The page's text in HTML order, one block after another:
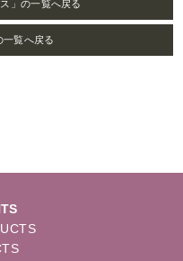
」の一覧へ戻る
一覧へ戻る